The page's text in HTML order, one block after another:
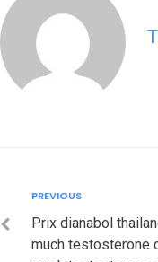
navigation
Previous
PREVIOUS
Prix dianabol
much testosterone